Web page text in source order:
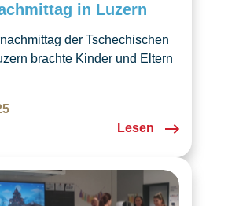
in Luzern
der Tschechischen
brachte Kinder und Eltern
fröhliche
und eine herzliche
für Gross und Klein.
Lesen